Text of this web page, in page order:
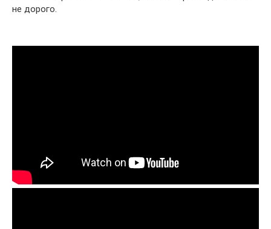
не дорого.